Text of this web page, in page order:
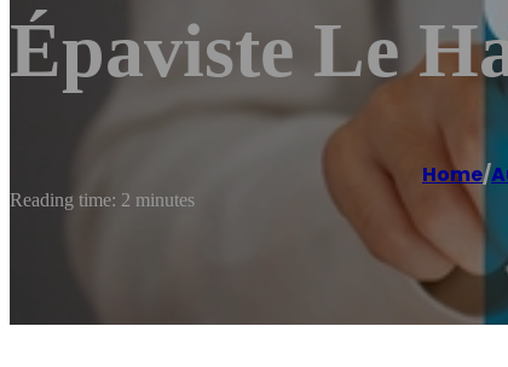
Épaviste Le
Home/
Reading time: 2 minutes